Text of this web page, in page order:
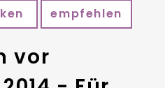
empfehlen
vor